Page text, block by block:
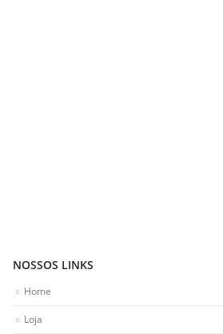
NOSSOS LINKS
Home
Loja